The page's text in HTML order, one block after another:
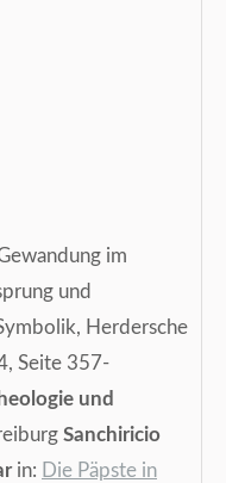
im
und
Herdersche
Seite 357-
und
Sanchiricio
in:
Die Päpste in